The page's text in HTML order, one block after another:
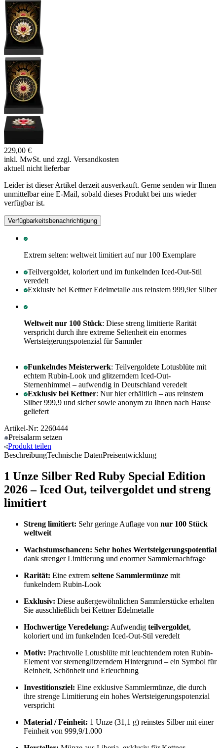
229,00 €
inkl. MwSt. und zzgl. Versandkosten
aktuell nicht lieferbar
Leider ist dieser Artikel derzeit ausverkauft. Gerne senden wir Ihnen
unmittelbar eine E-Mail, sobald dieses Produkt bei uns wieder
verfügbar ist.
Verfügbarkeitsbenachrichtigung
Extrem selten: weltweit limitiert auf nur 100 Exemplare
Teilvergoldet, koloriert und im funkelnden Iced-Out-Stil
veredelt
Exklusiv bei Kettner Edelmetalle aus reinstem 999,9er Silber
Weltweit nur 100 Stück: Diese streng limitierte Rarität
verspricht durch ihre extreme Seltenheit ein enormes
Wertsteigerungspotenzial für Sammler
Funkelndes Meisterwerk: Teilvergoldete Lotusblüte mit
echtem Rubin-Look und glitzerndem Iced-Out-
Sternenhimmel – aufwendig in Deutschland veredelt
Exklusiv bei Kettner: Nur hier erhältlich – aus reinstem
Silber 999,9 und sicher sowie anonym zu Ihnen nach Hause
geliefert
Artikel-Nr: 2260444
Preisalarm setzen
Produkt teilen
BeschreibungTechnische DatenPreisentwicklung
1 Unze Silber Red Ruby Special Edition
2026 – Iced Out, teilvergoldet und streng
limitiert
Streng limitiert: Sehr geringe Auflage von nur 100 Stück
weltweit
Wachstumschancen: Sehr hohes Wertsteigerungspotential
dank strenger Limitierung und enormer Sammlernachfrage
Rarität: Eine extrem seltene Sammlermünze mit
funkelndem Rubin-Look
Exklusiv: Diese außergewöhnlichen Sammlerstücke erhalten
Sie ausschließlich bei Kettner Edelmetalle
Hochwertige Veredelung: Aufwendig teilvergoldet,
koloriert und im funkelnden Iced-Out-Stil veredelt
Motiv: Prachtvolle Lotusblüte mit leuchtendem roten Rubin-
Element vor sternenglitzerndem Hintergrund – ein Symbol für
Reinheit, Schönheit und Erleuchtung
Investitionsziel: Eine exklusive Sammlermünze, die durch
ihre strenge Limitierung ein hohes Wertsteigerungspotenzial
verspricht
Material / Feinheit: 1 Unze (31,1 g) reinstes Silber mit einer
Feinheit von 999,9/1.000